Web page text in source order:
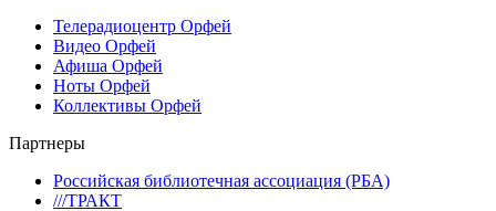
Телерадиоцентр Орфей
Видео Орфей
Афиша Орфей
Ноты Орфей
Коллективы Орфей
Партнеры
Российская библиотечная ассоциация (РБА)
///ТРАКТ